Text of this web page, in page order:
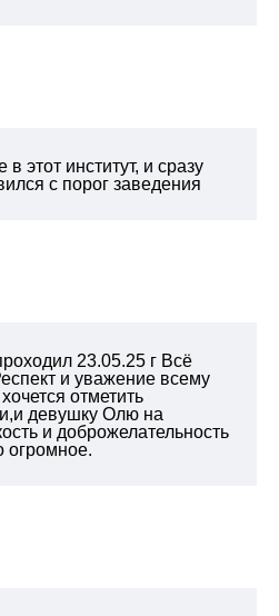
этот институт, и сразу
с порог заведения
23.05.25 г Всё
и уважение всему
отметить
девушку Олю на
и доброжелательность
огромное.